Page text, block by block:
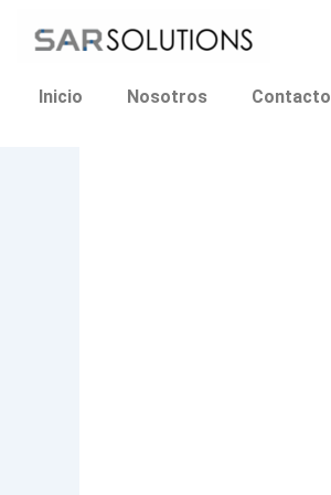
Inicio Nosotros Contacto